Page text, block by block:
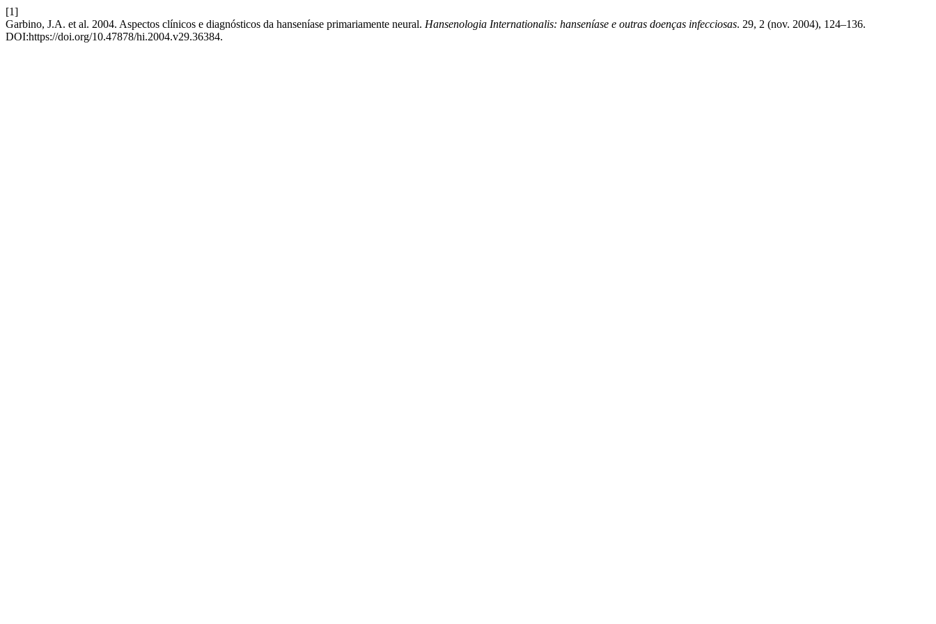
[1]
Garbino, J.A. et al. 2004. Aspectos clínicos e diagnósticos da hanseníase primariamente neural. Hansenologia Internationalis: hanseníase e outras doenças infecciosas. 29, 2 (nov. 2004), 124–136.
DOI:https://doi.org/10.47878/hi.2004.v29.36384.